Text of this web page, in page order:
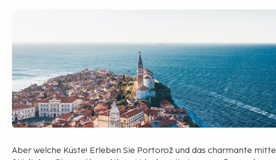
Aber welche Küste! Erleben Sie Portorož und das charmante